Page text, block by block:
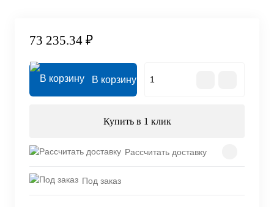
73 235.34 ₽
В корзину
Купить в 1 клик
Рассчитать доставку
Под заказ